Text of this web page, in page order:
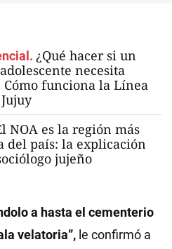
¿Qué hacer si un
necesita
Cómo funciona la Línea
NOA es la región más
del país: la explicación
jujeño
a hasta el cementerio
velatoria”, le confirmó a